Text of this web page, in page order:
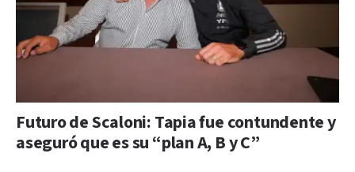
Futuro de Scaloni: Tapia fue contundente y
aseguró que es su “plan A, B y C”